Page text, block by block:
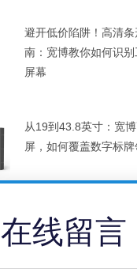
避开低价陷阱！高清
南：宽博教你如何识
屏幕
从19到43.8英寸：宽
屏，如何覆盖数字标
在线留言